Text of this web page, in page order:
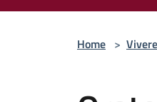
Home >